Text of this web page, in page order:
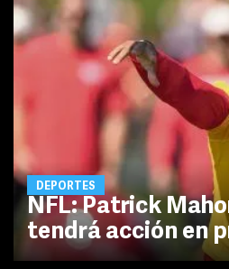
DEPORTES
NFL: Patrick
tendrá acción en